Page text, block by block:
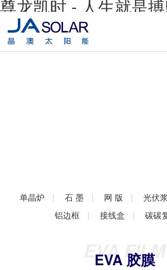
尊龙凯时 - 人生就是
单晶炉 | 石 墨 | 网 版 | 光伏
铝边框
| 接线盒 | 碳碳
EVA FILM
EVA 胶膜